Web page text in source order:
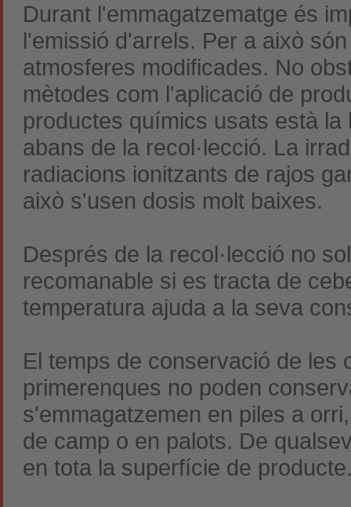
Durant l'emmagatzematge és
l'emissió d'arrels. Per a això
atmosferes modificades. No
mètodes com l'aplicació de
productes químics usats està
abans de la recol·lecció. La
radiacions ionitzants de rajos
això s'usen dosis molt baixes.
Després de la recol·lecció no
recomanable si es tracta de
temperatura ajuda a la seva
El temps de conservació de les
primerenques no poden
s'emmagatzemen en piles a
de camp o en palots. De
en tota la superfície de